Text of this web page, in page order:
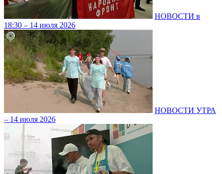
НОВОСТИ в
18:30 – 14 июля 2026
НОВОСТИ УТРА
– 14 июля 2026